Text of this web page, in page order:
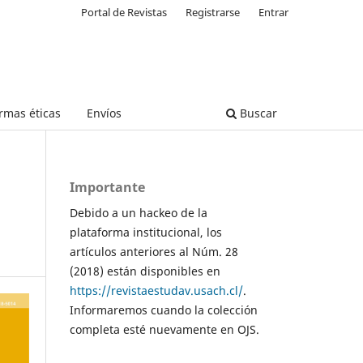
éticas Envíos Buscar
Portal de Revistas Registrarse Entrar
Importante
Debido a un hackeo de la
plataforma institucional, los
artículos anteriores al Núm. 28
(2018) están disponibles en
https://revistaestudav.usach.cl/.
Informaremos cuando la colección
completa esté nuevamente en OJS.